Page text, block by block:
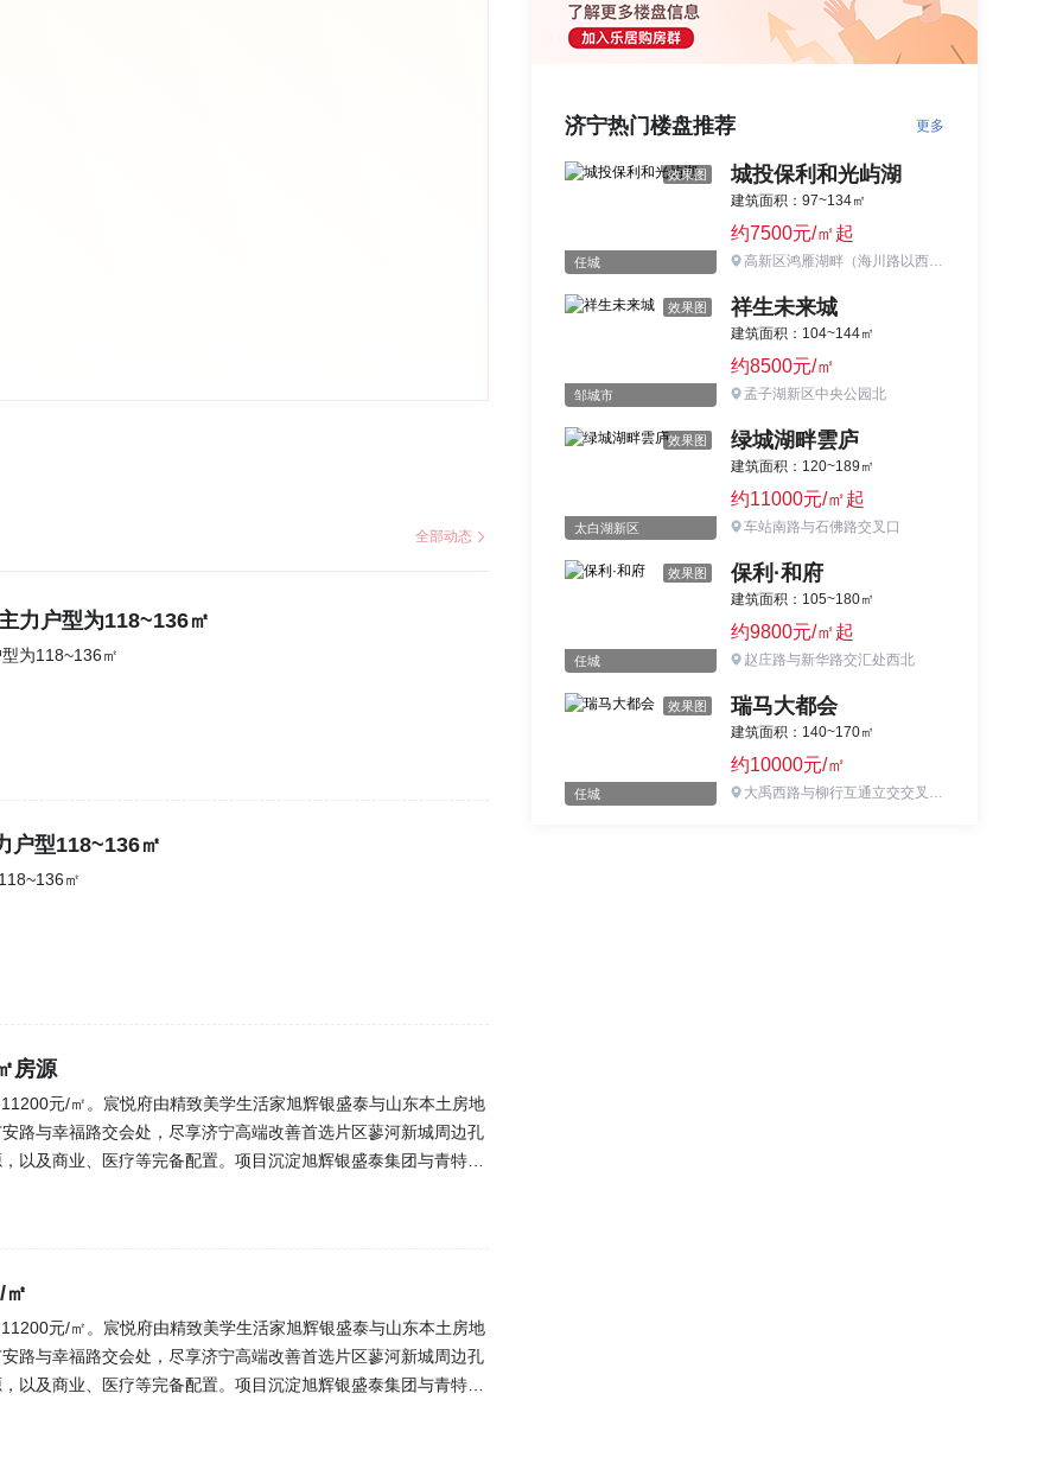
全部动态
力户型为118~136㎡
为118~136㎡
户型118~136㎡
㎡
房源
元/㎡。宸悦府由精致美学生活家旭辉银盛泰与山东本土房地
路与幸福路交会处，尽享济宁高端改善首选片区蓼河新城周边孔
以及商业、医疗等完备配置。项目沉淀旭辉银盛泰集团与青特置
元/㎡。宸悦府由精致美学生活家旭辉银盛泰与山东本土房地
路与幸福路交会处，尽享济宁高端改善首选片区蓼河新城周边孔
以及商业、医疗等完备配置。项目沉淀旭辉银盛泰集团与青特置
济宁热门楼盘推荐 更多
效果图
任城
城投保利和光屿湖
建筑面积：97~134㎡
约7500元/㎡起
高新区鸿雁湖畔（海川路以西、山博路南）
效果图
邹城市
祥生未来城
建筑面积：104~144㎡
约8500元/㎡
孟子湖新区中央公园北
效果图
太白湖新区
绿城湖畔雲庐
建筑面积：120~189㎡
约11000元/㎡起
车站南路与石佛路交叉口
效果图
任城
保利·和府
建筑面积：105~180㎡
约9800元/㎡起
赵庄路与新华路交汇处西北
效果图
任城
瑞马大都会
建筑面积：140~170㎡
约10000元/㎡
大禹西路与柳行互通立交交叉口东南约220米